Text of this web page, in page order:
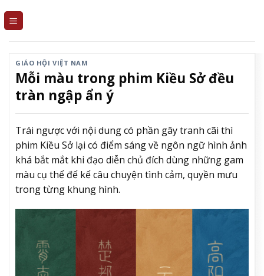
GIÁO HỘI VIỆT NAM
Mỗi màu trong phim Kiều Sở đều
tràn ngập ẩn ý
Trái ngược với nội dung có phần gây tranh cãi thì
phim Kiều Sở lại có điểm sáng về ngôn ngữ hình ảnh
khá bắt mắt khi đạo diễn chủ đích dùng những gam
màu cụ thể để kể câu chuyện tình cảm, quyền mưu
trong từng khung hình.